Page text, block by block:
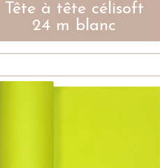
Tête à tête célisoft
24 m blanc